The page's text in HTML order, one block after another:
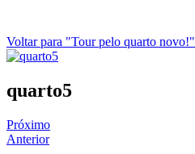
Voltar para "Tour pelo quarto novo!"
quarto5
Próximo
Anterior